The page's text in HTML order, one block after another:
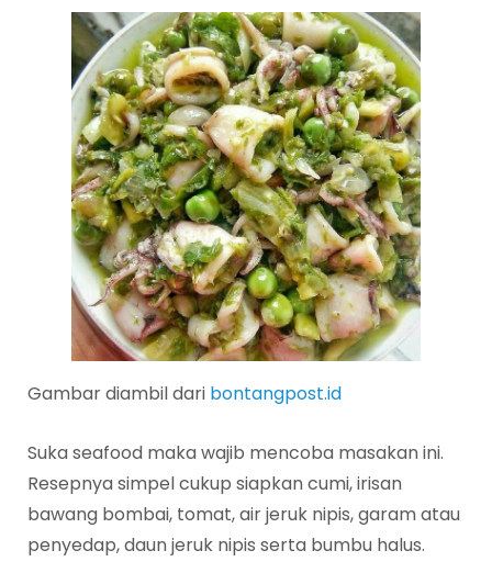
Gambar diambil dari bontangpost.id
Suka seafood maka wajib mencoba masakan ini.
Resepnya simpel cukup siapkan cumi, irisan
bawang bombai, tomat, air jeruk nipis, garam atau
penyedap, daun jeruk nipis serta bumbu halus.